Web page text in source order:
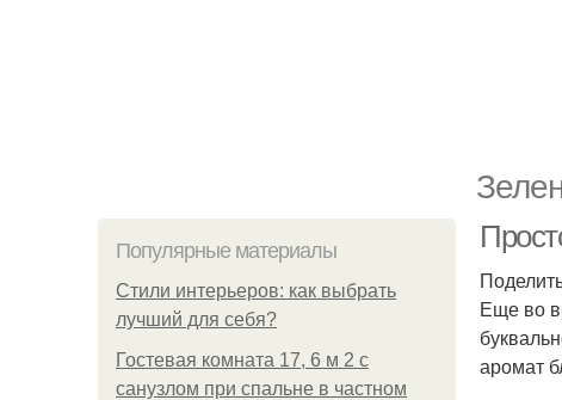
Популярные материалы
Стили интерьеров: как выбрать
лучший для себя?
Гостевая комната 17, 6 м 2 с
санузлом при спальне в частном
Еще во
аромат